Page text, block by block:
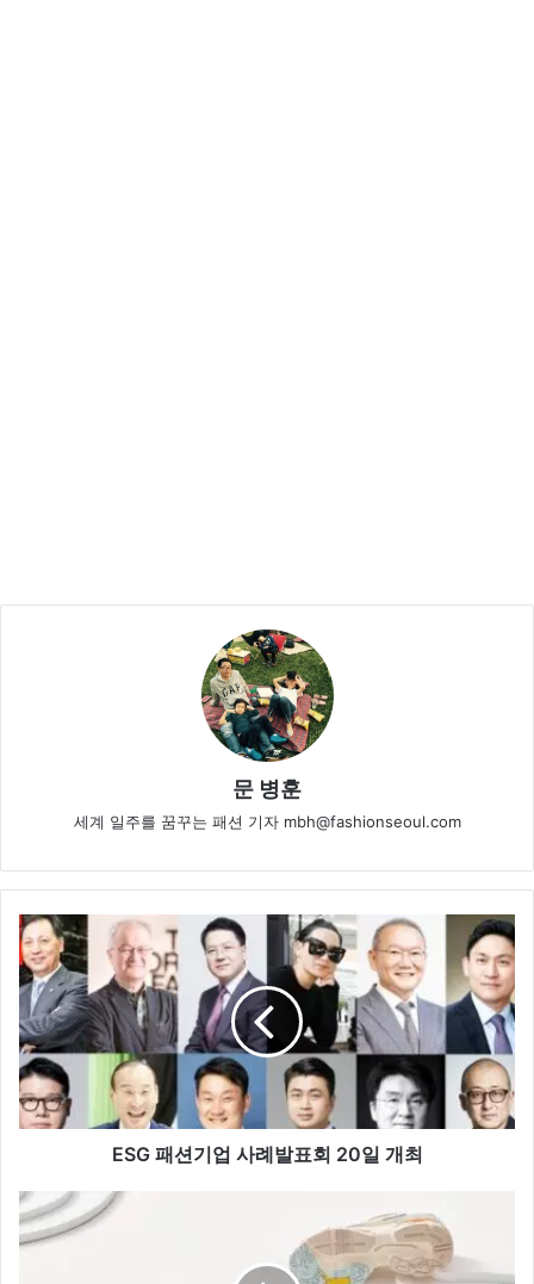
문 병훈
세계 일주를 꿈꾸는 패션 기자 mbh@fashionseoul.com
ESG
패
션
기
업
사
례
발
표
일
개
최
ESG 패션기업 사례발표회 20일 개최
내
셔
널